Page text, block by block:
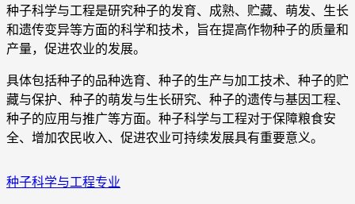
种子科学与工程是研究种子的发育、成熟、贮藏、萌发、生长
和遗传变异等方面的科学和技术，旨在提高作物种子的质量和
产量，促进农业的发展。
具体包括种子的品种选育、种子的生产与加工技术、种子的贮
藏与保护、种子的萌发与生长研究、种子的遗传与基因工程、
种子的应用与推广等方面。种子科学与工程对于保障粮食安
全、增加农民收入、促进农业可持续发展具有重要意义。
种子科学与工程专业